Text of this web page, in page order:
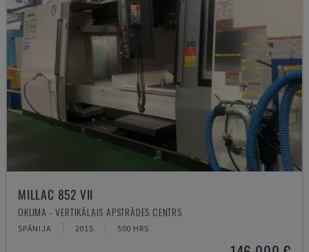
MILLAC 852 VII
OKUMA - VERTIKĀLAIS APSTRĀDES CENTRS
SPĀNIJA 2015 500 HRS